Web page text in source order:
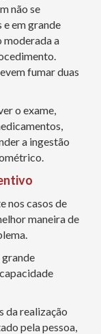
não se
em grande
moderada a
fumar duas
o exame,
a ingestão
nos casos de
maneira de
da realização
pela pessoa,